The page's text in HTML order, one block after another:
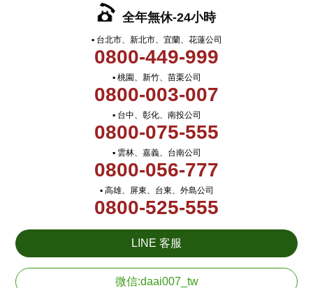
全年無休-24小時
▪ 台北市、新北市、宜蘭、花蓮公司
0800-449-999
▪ 桃園、新竹、苗栗公司
0800-003-007
▪ 台中、彰化、南投公司
0800-075-555
▪ 雲林、嘉義、台南公司
0800-056-777
▪ 高雄、屏東、台東、外島公司
0800-525-555
LINE 客服
微信:daai007_tw